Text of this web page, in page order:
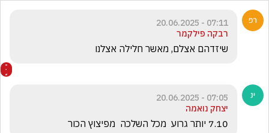
07:11 - 20.06.2025
רבקה פילקמר
שיזדהם אצלם, מאשר חלילה אצלנו
07:05 - 20.06.2025
יצחק נואמה
7.10 יותר גרוע  מכל השלכה  מפיצוץ הכור